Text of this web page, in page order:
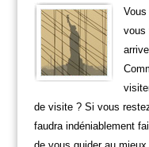
vous
de visite ? Si vous
faudra indéniablement